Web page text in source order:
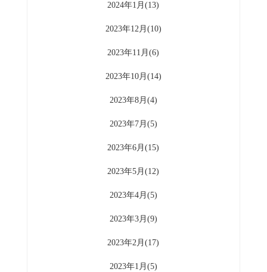
2024年1月(13)
2023年12月(10)
2023年11月(6)
2023年10月(14)
2023年8月(4)
2023年7月(5)
2023年6月(15)
2023年5月(12)
2023年4月(5)
2023年3月(9)
2023年2月(17)
2023年1月(5)